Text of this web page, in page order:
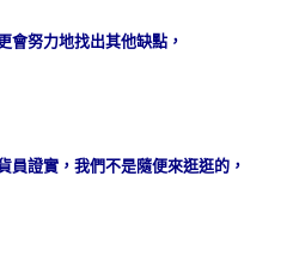
會努力地找出其他缺點，
員證實，我們不是隨便來逛逛的，